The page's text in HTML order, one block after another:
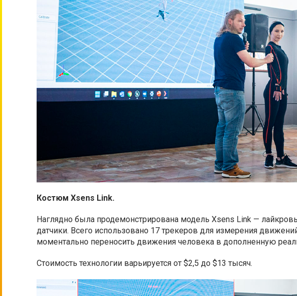
Костюм Xsens Link.
Наглядно была продемонстрирована модель Xsens Link —
датчики. Всего использовано 17 трекеров для измерения
моментально переносить движения человека в дополненную
Стоимость технологии варьируется от $2,5 до $13 тысяч.